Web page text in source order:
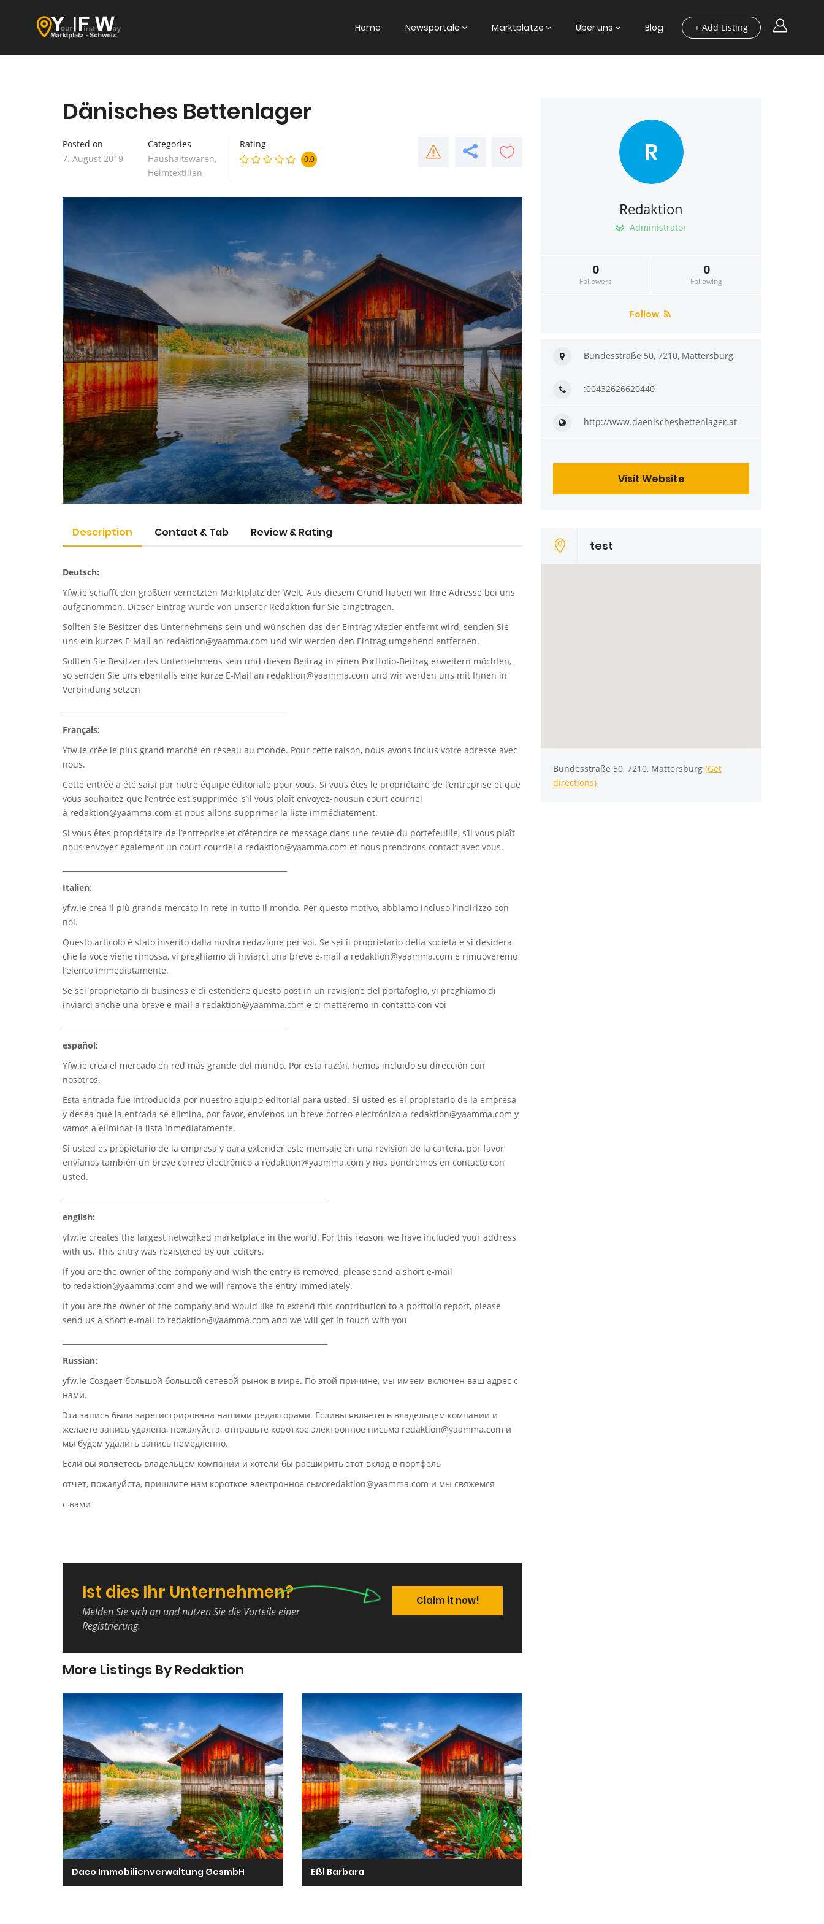
+ Add Listing
Home Newsportale Marktplätze Über uns Blog
Dänisches Bettenlager
Posted on
7. August 2019
Categories
Haushaltswaren,
Heimtextilien
Rating
0.0
Description Contact & Tab Review & Rating
Deutsch:
Yfw.ie schafft den größten vernetzten Marktplatz der Welt. Aus diesem Grund haben wir Ihre Adresse bei uns
aufgenommen. Dieser Eintrag wurde von unserer Redaktion für Sie eingetragen.
Sollten Sie Besitzer des Unternehmens sein und wünschen das der Eintrag wieder entfernt wird, senden Sie
uns ein kurzes E-Mail an redaktion@yaamma.com und wir werden den Eintrag umgehend entfernen.
Sollten Sie Besitzer des Unternehmens sein und diesen Beitrag in einen Portfolio-Beitrag erweitern möchten,
so senden Sie uns ebenfalls eine kurze E-Mail an redaktion@yaamma.com und wir werden uns mit Ihnen in
Verbindung setzen
Français:
Yfw.ie crée le plus grand marché en réseau au monde. Pour cette raison, nous avons inclus votre adresse avec
nous.
Cette entrée a été saisi par notre équipe éditoriale pour vous. Si vous êtes le propriétaire de l’entreprise et que
vous souhaitez que l’entrée est supprimée, s’il vous plaît envoyez-nousun court courriel
à redaktion@yaamma.com et nous allons supprimer la liste immédiatement.
Si vous êtes propriétaire de l’entreprise et d’étendre ce message dans une revue du portefeuille, s’il vous plaît
nous envoyer également un court courriel à redaktion@yaamma.com et nous prendrons contact avec vous.
Italien:
yfw.ie crea il più grande mercato in rete in tutto il mondo. Per questo motivo, abbiamo incluso l’indirizzo con
noi.
Questo articolo è stato inserito dalla nostra redazione per voi. Se sei il proprietario della società e si desidera
che la voce viene rimossa, vi preghiamo di inviarci una breve e-mail a redaktion@yaamma.com e rimuoveremo
l’elenco immediatamente.
Se sei proprietario di business e di estendere questo post in un revisione del portafoglio, vi preghiamo di
inviarci anche una breve e-mail a redaktion@yaamma.com e ci metteremo in contatto con voi
español:
Yfw.ie crea el mercado en red más grande del mundo. Por esta razón, hemos incluido su dirección con
nosotros.
Esta entrada fue introducida por nuestro equipo editorial para usted. Si usted es el propietario de la empresa
y desea que la entrada se elimina, por favor, envíenos un breve correo electrónico a redaktion@yaamma.com y
vamos a eliminar la lista inmediatamente.
Si usted es propietario de la empresa y para extender este mensaje en una revisión de la cartera, por favor
envíanos también un breve correo electrónico a redaktion@yaamma.com y nos pondremos en contacto con
usted.
english:
yfw.ie creates the largest networked marketplace in the world. For this reason, we have included your address
with us. This entry was registered by our editors.
If you are the owner of the company and wish the entry is removed, please send a short e-mail
to redaktion@yaamma.com and we will remove the entry immediately.
If you are the owner of the company and would like to extend this contribution to a portfolio report, please
send us a short e-mail to redaktion@yaamma.com and we will get in touch with you
Russian:
yfw.ie Создает большой большой сетевой рынок в мире. По этой причине, мы имеем включен ваш адрес с
нами.
Эта запись была зарегистрирована нашими редакторами. Есливы являетесь владельцем компании и
желаете запись удалена, пожалуйста, отправьте короткое электронное письмо redaktion@yaamma.com и
мы будем удалить запись немедленно.
Если вы являетесь владельцем компании и хотели бы расширить этот вклад в портфель
отчет, пожалуйста, пришлите нам короткое электронное сьмоredaktion@yaamma.com и мы свяжемся
с вами
Ist dies Ihr Unternehmen?
Melden Sie sich an und nutzen Sie die Vorteile einer
Registrierung.
Claim it now!
More Listings By Redaktion
Daco Immobilienverwaltung GesmbH Eßl Barbara
R
Redaktion
Administrator
0
Followers
0
Following
Follow
Bundesstraße 50, 7210, Mattersburg
:00432626620440
http://www.daenischesbettenlager.at
Visit Website
test
Bundesstraße 50, 7210, Mattersburg (Get
directions)